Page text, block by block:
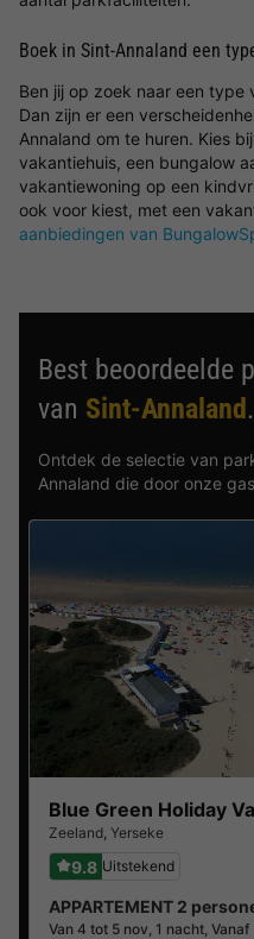
Boek in Sint-Annaland een
Ben jij op zoek naar een type
Dan zijn er een
Annaland om te huren. Kies
vakantiehuis, een bungalow
vakantiewoning op een
ook voor kiest, met een
aanbiedingen van
Best beoordeelde
van Sint-Annaland.
Ontdek de selectie van
Annaland die door onze
Zeeland, Yerseke
9.8 Uitstekend
APPARTEMENT 2
Van 4 tot 5 nov, 1 nacht, Vanaf